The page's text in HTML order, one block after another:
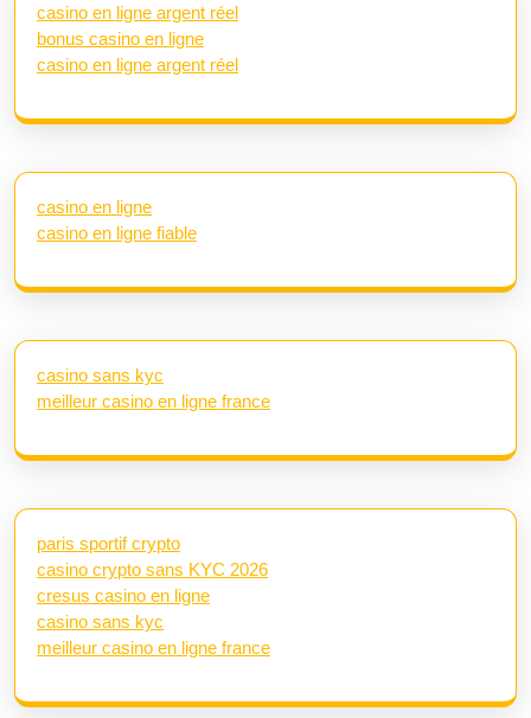
casino en ligne argent réel
bonus casino en ligne
casino en ligne argent réel
casino en ligne
casino en ligne fiable
casino sans kyc
meilleur casino en ligne france
paris sportif crypto
casino crypto sans KYC 2026
cresus casino en ligne
casino sans kyc
meilleur casino en ligne france